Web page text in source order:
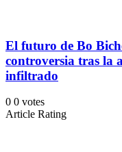
El futuro de Bo
controversia tras la
infiltrado
0 0 votes
Article Rating